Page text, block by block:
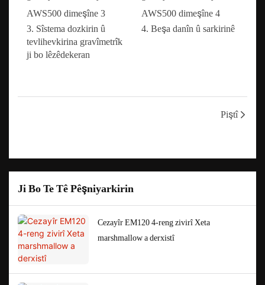
3. Sîstema dozkirin û
tevlihevkirina gravîmetrîk
ji bo lêzêdekeran
4. Beşa danîn û sarkirinê
Piştî
Ji Bo Te Tê Pêşniyarkirin
Cezayîr EM120 4-reng zivirî Xeta
marshmallow a derxistî